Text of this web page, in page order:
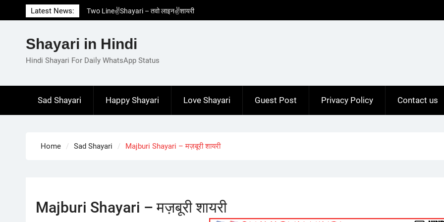
to
Latest News:
Two Line✌️Shayari – तवो लाइन✌️शायरी
Love😓Lines In Hindi – लव😓लाइन्स इन हिंदी
Love🥳Poetry In Hindi – लव🥳पोएट्री इन हिंदी
1 Line☝️Shayari In Hindi – १ लाइन☝️शायरी इन
Shayari in Hindi
Hindi Shayari For Daily WhatsApp Status
Sad Shayari Happy Shayari Love Shayari Guest Post Privacy Policy Contact us
Home Sad Shayari Majburi Shayari – मज़बूरी शायरी
Majburi Shayari – मज़बूरी शायरी